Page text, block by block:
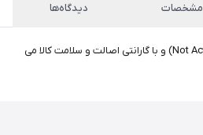
مشخصات دیدگاه‌ها
این کالا پک اصلی، نات اکتیو (Not Active) و با گارانتی اصالت و سلامت کالا می